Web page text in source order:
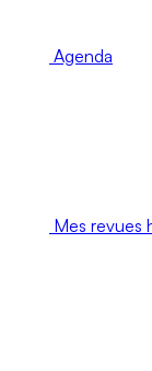
Agenda
Mes revues